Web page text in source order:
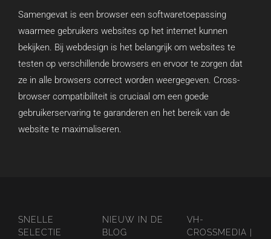
Samengevat is een browser een softwaretoepassing
waarmee gebruikers websites op het internet kunnen
bekijken. Bij webdesign is het belangrijk om websites te
testen op verschillende browsers en ervoor te zorgen dat
ze in alle browsers correct worden weergegeven. Cross-
browser compatibiliteit is cruciaal om een goede
gebruikerservaring te garanderen en het bereik van de
website te maximaliseren.
SNELLE
SELECTIE
NIEUW IN DE
BLOG
VH-
CROSSMEDIA |